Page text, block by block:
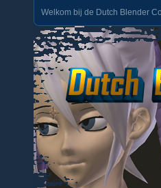
Welkom bij de Dutch Blender